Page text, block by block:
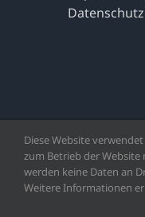
Datenschutz
Copyright 2023 | Alle
Diese Website
zum Betrieb der Website
werden keine Daten an
Weitere Informationen